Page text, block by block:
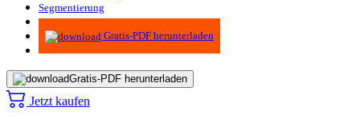
Segmentierung
Methodik
Gratis-PDF herunterladen
Gratis-PDF herunterladen
Jetzt kaufen